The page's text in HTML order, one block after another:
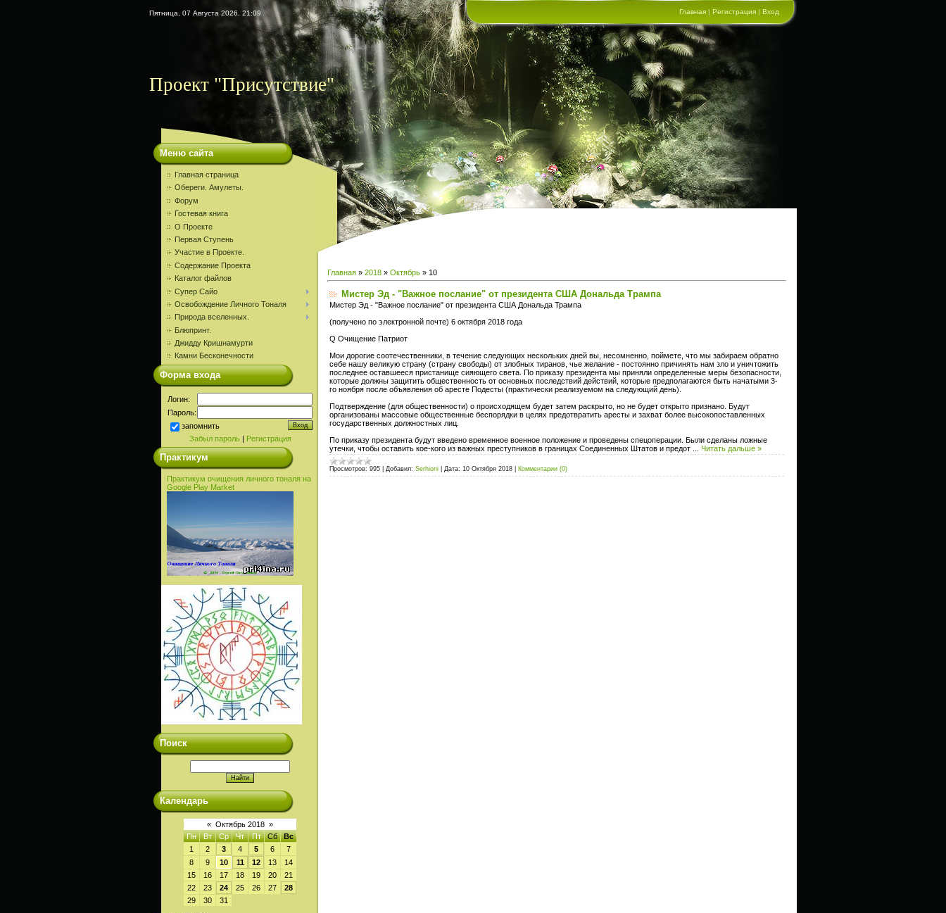
Пятница, 07 Августа 2026, 21:09 Главная | Регистрация | Вход
Проект "Присутствие"
Меню сайта
Главная страница
Обереги. Амулеты.
Форум
Гостевая книга
О Проекте
Первая Ступень
Участие в Проекте.
Содержание Проекта
Каталог файлов
Супер Сайо
Освобождение Личного Тоналя
Природа вселенных.
Блюпринт.
Джидду Кришнамурти
Камни Бесконечности
Форма входа
Логин:
Пароль:
запомнить
Забыл пароль| Регистрация
Практикум
Практикум очищения личного тоналя на
Google Play Market
Поиск
Календарь
« Октябрь 2018 »
Пн
Вт Ср Чт Пт Сб
Вс
1
2 3 4 5 6
7
8
9 10 11 12 13
14
15
16 17 18 19 20
21
22
23 24 25 26 27
28
29
30 31
Главная » 2018 » Октябрь » 10
Мистер Эд - "Важное послание" от президента США Дональда Трампа
Мистер Эд - "Важное послание" от президента США Дональда Трампа
(получено по электронной почте) 6 октября 2018 года
Q Очищение Патриот
Мои дорогие соотечественники, в течение следующих нескольких дней вы, несомненно, поймете, что мы забираем обратно
себе нашу великую страну (страну свободы) от злобных тиранов, чье желание - постоянно причинять нам зло и уничтожить
последнее оставшееся пристанище сияющего света. По приказу президента мы приняли определенные меры безопасности,
которые должны защитить общественность от основных последствий действий, которые предполагаются быть начатыми 3-
го ноября после объявления об аресте Подесты (практически реализуемом на следующий день).
Подтверждение (для общественности) о происходящем будет затем раскрыто, но не будет открыто признано. Будут
организованы массовые общественные беспорядки в целях предотвратить аресты и захват более высокопоставленных
государственных должностных лиц.
По приказу президента будут введено временное военное положение и проведены спецоперации. Были сделаны ложные
утечки, чтобы оставить кое-кого из важных преступников в границах Соединенных Штатов и предот
Читать дальше »
Просмотров: 995 Добавил: Serhioni Дата: 10 Октября 2018 Комментарии (0)